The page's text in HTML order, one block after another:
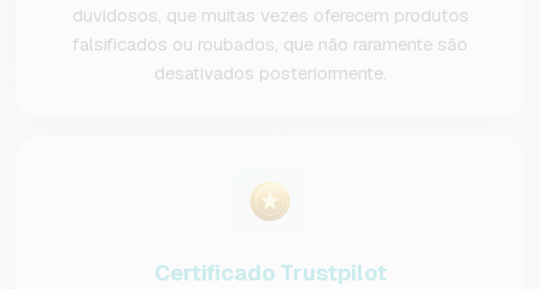
duvidosos, que muitas vezes oferecem produtos
falsificados ou roubados, que não raramente são
desativados posteriormente.
Certificado Trustpilot